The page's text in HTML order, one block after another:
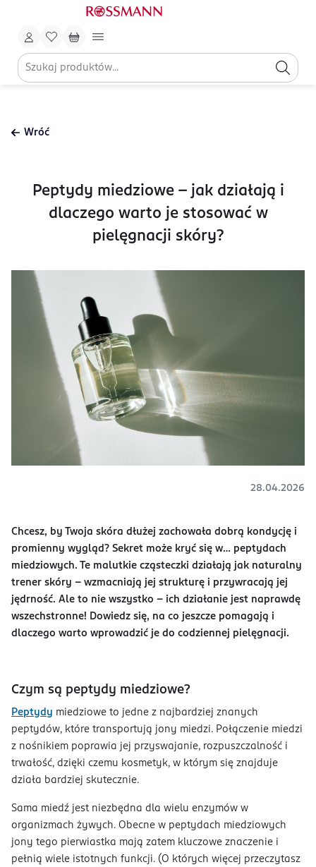
Wróć
Peptydy miedziowe – jak działają i
dlaczego warto je stosować w
pielęgnacji skóry?
28.04.2026
Chcesz, by Twoja skóra dłużej zachowała dobrą kondycję i
promienny wygląd? Sekret może kryć się w… peptydach
miedziowych. Te malutkie cząsteczki działają jak naturalny
trener skóry – wzmacniają jej strukturę i przywracają jej
jędrność. Ale to nie wszystko – ich działanie jest naprawdę
wszechstronne! Dowiedz się, na co jeszcze pomagają i
dlaczego warto wprowadzić je do codziennej pielęgnacji.
Czym są peptydy miedziowe?
Peptydy miedziowe to jedne z najbardziej znanych
peptydów, które transportują jony miedzi. Połączenie miedzi
z nośnikiem poprawia jej przyswajanie, rozpuszczalność i
trwałość, dzięki czemu kosmetyk, w którym się znajduje
działa bardziej skutecznie.
Sama miedź jest niezbędna dla wielu enzymów w
organizmach żywych. Obecne w peptydach miedziowych
jony tego pierwiastka mają zatem kluczowe znaczenie i
pełnią wiele istotnych funkcji. (O których więcej przeczytasz